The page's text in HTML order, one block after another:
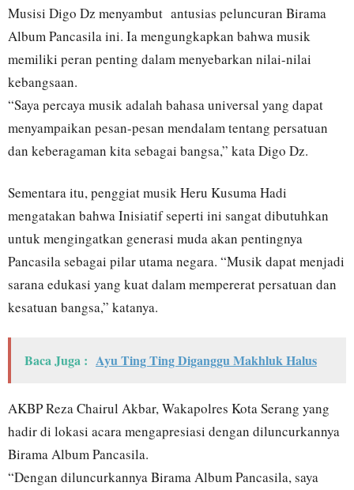
Musisi Digo Dz menyambut antusias peluncuran Birama
Album Pancasila ini. Ia mengungkapkan bahwa musik
memiliki peran penting dalam menyebarkan nilai-nilai
kebangsaan.
“Saya percaya musik adalah bahasa universal yang dapat
menyampaikan pesan-pesan mendalam tentang persatuan
dan keberagaman kita sebagai bangsa,” kata Digo Dz.
Sementara itu, penggiat musik Heru Kusuma Hadi
mengatakan bahwa Inisiatif seperti ini sangat dibutuhkan
untuk mengingatkan generasi muda akan pentingnya
Pancasila sebagai pilar utama negara. “Musik dapat menjadi
sarana edukasi yang kuat dalam mempererat persatuan dan
kesatuan bangsa,” katanya.
Baca Juga : Ayu Ting Ting Diganggu Makhluk Halus
AKBP Reza Chairul Akbar, Wakapolres Kota Serang yang
hadir di lokasi acara mengapresiasi dengan diluncurkannya
Birama Album Pancasila.
“Dengan diluncurkannya Birama Album Pancasila, saya